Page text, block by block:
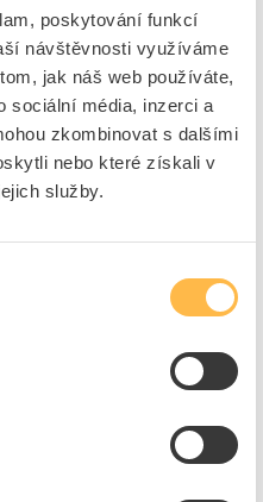
poskytování funkcí
návštěvnosti využíváme
jak náš web používáte,
sociální média, inzerci a
zkombinovat s dalšími
nebo které získali v
služby.
expedováno z
Na skladovací ploše cca
než
15.000 položek
ihned